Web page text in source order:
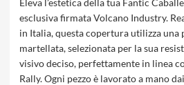
esclusiva firmata Volcano Industry.
in Italia, questa copertura utilizza una
martellata, selezionata per la sua
visivo deciso, perfettamente in linea
Rally. Ogni pezzo è lavorato a mano